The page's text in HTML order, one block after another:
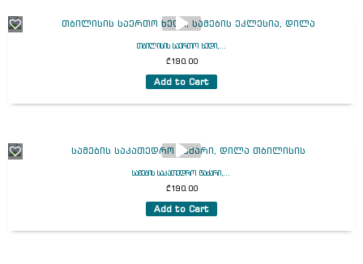
თბილისის საერთო ხედი,...
₾190.00
Add to Cart
სამების საკათედრო ტაძარი,...
₾190.00
Add to Cart